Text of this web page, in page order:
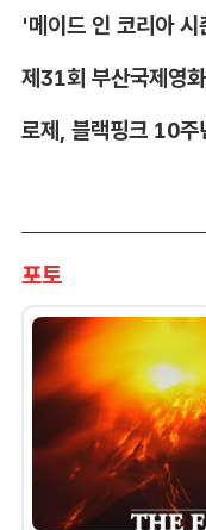
'메이드 인 코리아
제31회 부산국제영
포토